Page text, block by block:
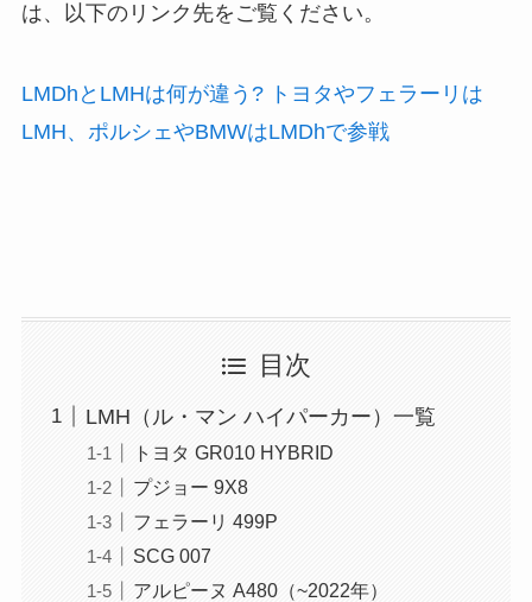
は、以下のリンク先をご覧ください。
LMDhとLMHは何が違う? トヨタやフェラーリは
LMH、ポルシェやBMWはLMDhで参戦
目次
LMH（ル・マン ハイパーカー）一覧
トヨタ GR010 HYBRID
プジョー 9X8
フェラーリ 499P
SCG 007
アルピーヌ A480（~2022年）